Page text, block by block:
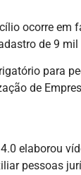
ocorre em
de 9
para
de
elaborou
pessoas